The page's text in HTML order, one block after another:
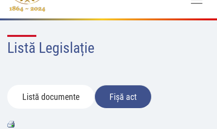
Listă Legislație
Listă documente Fișă act